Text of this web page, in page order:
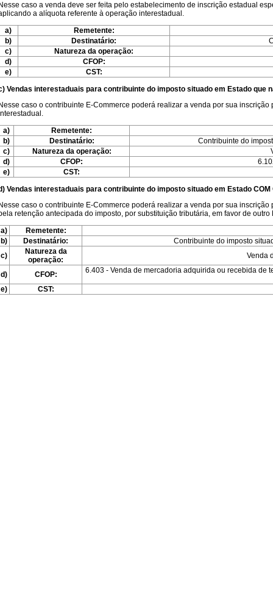
caso a venda deve ser feita pelo estabelecimento de inscrição estadual
a alíquota referente à operação interestadual.
a)
Remetente:
b)
Destinatário:
c)
Natureza da operação:
d)
CFOP:
e)
CST:
Vendas interestaduais para contribuinte do imposto situado em Estado que
caso o contribuinte E-Commerce poderá realizar a venda por sua
a)
Remetente:
b)
Destinatário:
Contribuinte do
c)
Natureza da operação:
d)
CFOP:
e)
CST:
Vendas interestaduais para contribuinte do imposto situado em Estado
caso o contribuinte E-Commerce poderá realizar a venda por sua
retenção antecipada do imposto, por substituição tributária, em favor de outro
a)
Remetente:
b)
Destinatário:
Contribuinte do imposto
c)
Natureza da
operação:
Venda
d) CFOP: 6.403 - Venda de mercadoria adquirida ou recebida de
e) CST: